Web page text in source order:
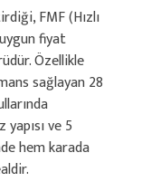
FMF (Hızlı
fiyat
Özellikle
sağlayan 28
ve 5
hem karada